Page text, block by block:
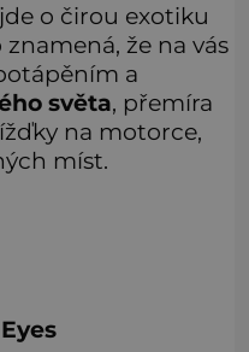
o čirou exotiku
že na vás
a
světa, přemíra
na motorce,
míst.